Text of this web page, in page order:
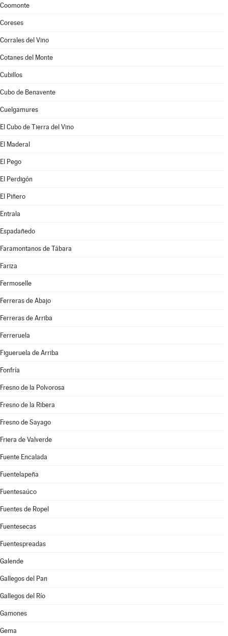
Coomonte
Coreses
Corrales del Vino
Cotanes del Monte
Cubillos
Cubo de Benavente
Cuelgamures
El Cubo de Tierra del Vino
El Maderal
El Pego
El Perdigón
El Piñero
Entrala
Espadañedo
Faramontanos de Tábara
Fariza
Fermoselle
Ferreras de Abajo
Ferreras de Arriba
Ferreruela
Figueruela de Arriba
Fonfría
Fresno de la Polvorosa
Fresno de la Ribera
Fresno de Sayago
Friera de Valverde
Fuente Encalada
Fuentelapeña
Fuentesaúco
Fuentes de Ropel
Fuentesecas
Fuentespreadas
Galende
Gallegos del Pan
Gallegos del Río
Gamones
Gema